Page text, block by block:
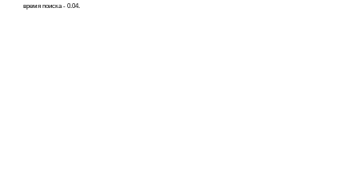
время поиска - 0.04.